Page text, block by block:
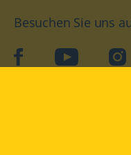
Besuchen Sie uns
facebookYouTube